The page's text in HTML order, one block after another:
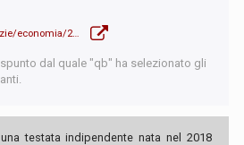
dal quale "qb" ha selezionato gli
testata indipendente nata nel 2018